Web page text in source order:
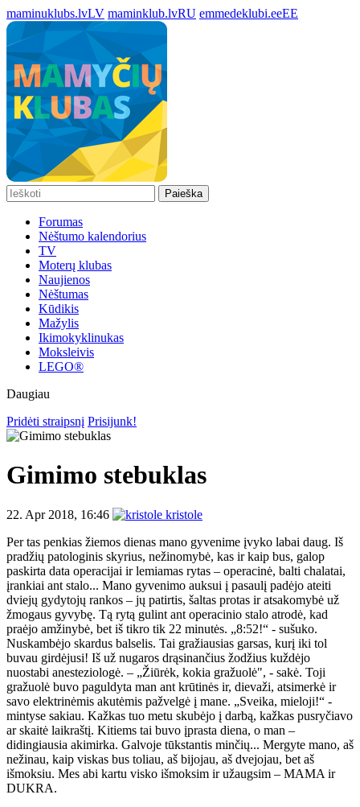
maminuklubs.lvLV maminklub.lvRU emmedeklubi.eeEE
Paieška
Forumas
Nėštumo kalendorius
TV
Moterų klubas
Naujienos
Nėštumas
Kūdikis
Mažylis
Ikimokyklinukas
Moksleivis
LEGO®
Daugiau
Pridėti straipsnį Prisijunk!
Gimimo stebuklas
22. Apr 2018, 16:46
kristole
Per tas penkias žiemos dienas mano gyvenime įvyko labai daug. Iš
pradžių patologinis skyrius, nežinomybė, kas ir kaip bus, galop
paskirta data operacijai ir lemiamas rytas – operacinė, balti chalatai,
įrankiai ant stalo... Mano gyvenimo auksui į pasaulį padėjo ateiti
dviejų gydytojų rankos – jų patirtis, šaltas protas ir atsakomybė už
žmogaus gyvybę. Tą rytą gulint ant operacinio stalo atrodė, kad
praėjo amžinybė, bet iš tikro tik 22 minutės. „8:52!“ - sušuko.
Nuskambėjo skardus balselis. Tai gražiausias garsas, kurį iki tol
buvau girdėjusi! Iš už nugaros drąsinančius žodžius kuždėjo
nuostabi anesteziologė. – „Žiūrėk, kokia gražuolė", - sakė. Toji
gražuolė buvo paguldyta man ant krūtinės ir, dievaži, atsimerkė ir
savo elektrinėmis akutėmis pažvelgė į mane. „Sveika, mieloji!“ -
mintyse sakiau. Kažkas tuo metu skubėjo į darbą, kažkas pusryčiavo
ar skaitė laikraštį. Kitiems tai buvo įprasta diena, o man –
didingiausia akimirka. Galvoje tūkstantis minčių... Mergyte mano, aš
nežinau, kaip viskas bus toliau, aš bijojau, aš dvejojau, bet aš
išmoksiu. Mes abi kartu visko išmoksim ir užaugsim – MAMA ir
DUKRA.